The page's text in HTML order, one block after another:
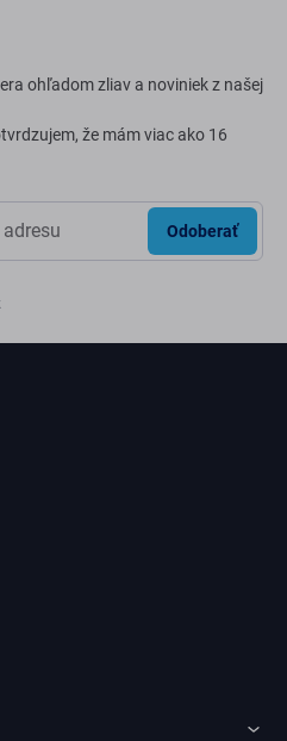
ohľadom zliav a noviniek z našej
že mám viac ako 16
Odoberať